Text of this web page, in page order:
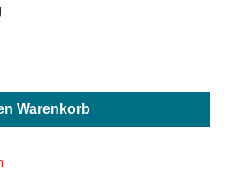
den gewünschten
Warenkorb